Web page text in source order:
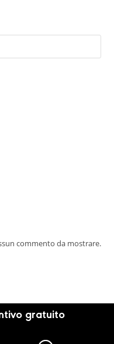
commento da mostrare.
gratuito